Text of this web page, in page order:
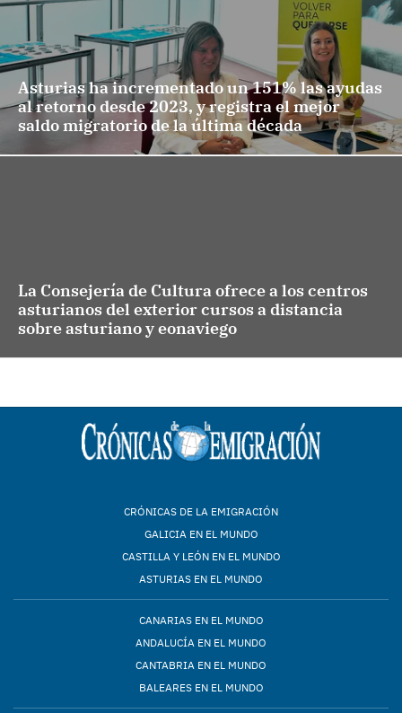
Asturias ha incrementado un 151% las ayudas
al retorno desde 2023, y registra el mejor
saldo migratorio de la última década
La Consejería de Cultura ofrece a los centros
asturianos del exterior cursos a distancia
sobre asturiano y eonaviego
CRÓNICAS DE LA EMIGRACIÓN
GALICIA EN EL MUNDO
CASTILLA Y LEÓN EN EL MUNDO
ASTURIAS EN EL MUNDO
CANARIAS EN EL MUNDO
ANDALUCÍA EN EL MUNDO
CANTABRIA EN EL MUNDO
BALEARES EN EL MUNDO